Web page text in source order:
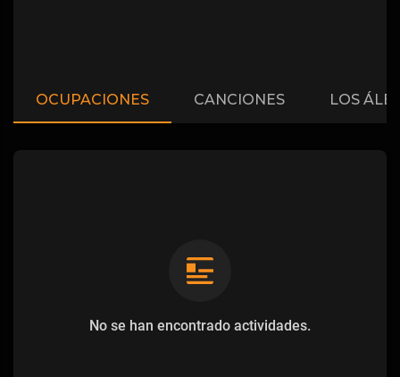
OCUPACIONES CANCIONES LOS
No se han encontrado actividades.